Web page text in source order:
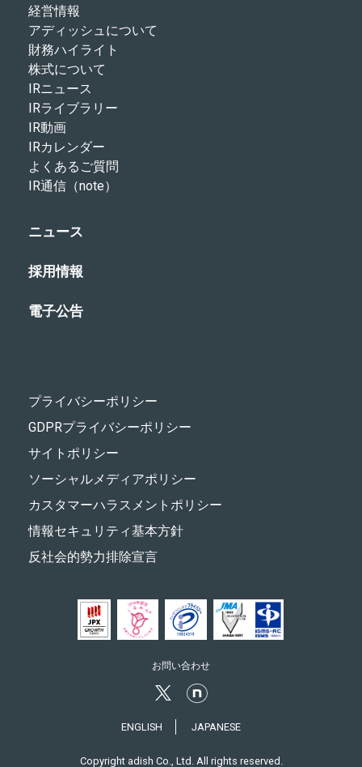
経営情報
アディッシュについて
財務ハイライト
株式について
IRニュース
IRライブラリー
IR動画
IRカレンダー
よくあるご質問
IR通信（note）
ニュース
採用情報
電子公告
プライバシーポリシー
GDPRプライバシーポリシー
サイトポリシー
ソーシャルメディアポリシー
カスタマーハラスメントポリシー
情報セキュリティ基本方針
反社会的勢力排除宣言
ENGLISH JAPANESE
お問い合わせ
Copyright adish Co., Ltd. All rights reserved.